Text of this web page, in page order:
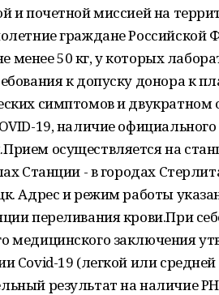
и почетной миссией на
граждане Российской
менее 50 кг, у которых
к допуску донора к
симптомов и двукратном
19, наличие
осуществляется на
Станции - в городах
Адрес и режим работы
переливания крови.При
медицинского заключения
Covid-19 (легкой или
результат на наличие